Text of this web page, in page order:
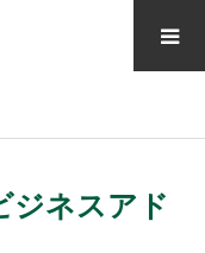
ジネスアド